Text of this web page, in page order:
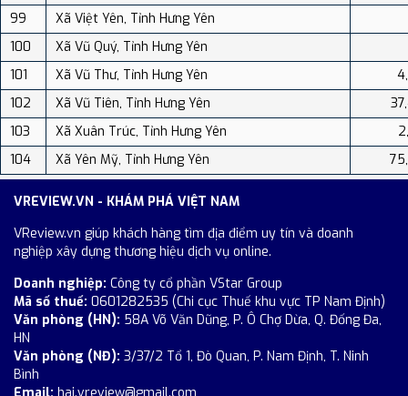
99
Xã Việt Yên, Tỉnh Hưng Yên
100
Xã Vũ Quý, Tỉnh Hưng Yên
101
Xã Vũ Thư, Tỉnh Hưng Yên
102
Xã Vũ Tiên, Tỉnh Hưng Yên
103
Xã Xuân Trúc, Tỉnh Hưng Yên
104
Xã Yên Mỹ, Tỉnh Hưng Yên
VREVIEW.VN - KHÁM PHÁ VIỆT NAM
VReview.vn giúp khách hàng tìm địa điểm uy tín và doanh
nghiệp xây dựng thương hiệu dịch vụ online.
Doanh nghiệp: Công ty cổ phần VStar Group
Mã số thuế: 0601282535 (Chi cục Thuế khu vực TP Nam Định)
Văn phòng (HN): 58A Võ Văn Dũng, P. Ô Chợ Dừa, Q. Đống Đa,
HN
Văn phòng (NĐ): 3/37/2 Tổ 1, Đò Quan, P. Nam Định, T. Ninh
Bình